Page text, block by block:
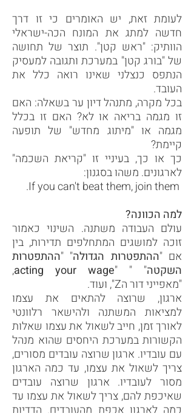
לעומת זאת, יש האומרים כי זו דרך
חדשה למתג את המונח הכה-ישראלי
הוותיק: "ראש קטן". תוצר של תחושה
של "בורג קטן" במערכת ותגובה למעסיק
הנתפס כנצלני שאינו רואה כלל את
העובד.
בכל מקרה, מתנהל דיון ער בשאלה: האם
זו מגמה בריאה או לא? האם זו בכלל
מגמה או "מיתוג מחדש" של תופעה
קיימת?
כך או כך, בעיניי זו "קריאת השכמה"
לארגונים. משהו בסגנון:
למה הכוונה?
עולם העבודה משתנה. השינוי כאמור
זוכה למושגים המתחלפים תדירות, בין
אם "ההתפטרות הגדולה" "ההתפטרות
השקטה" " "
acting your wage
,
"מאפייני דור הZ", ועוד.
ארגון, שרוצה להתאים את עצמו
למציאות המשתנה ולהישאר רלוונטי
לאורך זמן, חייב לשאול את עצמו שאלות
הקשורות במערכת היחסים שהוא מנהל
עם עובדיו. ארגון שרוצה עובדים מסורים,
צריך לשאול את עצמו, עד כמה הארגון
מסור לעובדיו. ארגון שרוצה עובדים
שאיכפת להם, צריך לשאול את עצמו עד
כמה לארגון אכפת מהעובדים. הדדיות